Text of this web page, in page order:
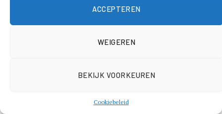
ACCEPTEREN
WEIGEREN
BEKIJK VOORKEUREN
Cookiebeleid
dat je weet hoe je slim moet investeren. Zo is het
belangrijk om te beginnen met een stabiele basis en het
aantal handige tips die je helpen om met meer